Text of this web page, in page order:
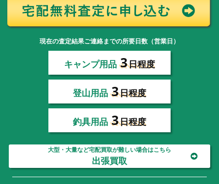
現在の査定結果ご連絡までの所要日数（営業日）
キャンプ用品 3日程度
登山用品 3日程度
釣具用品 3日程度
大型・大量など宅配買取が難しい場合はこちら
出張買取